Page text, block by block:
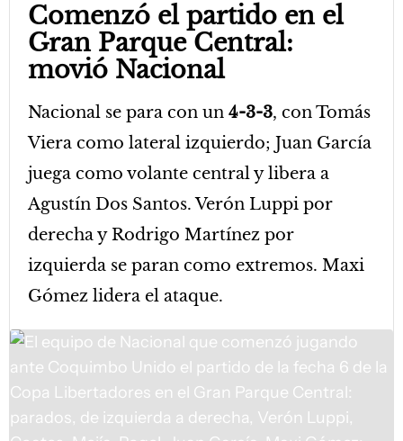
Comenzó el partido en el
Gran Parque Central:
movió Nacional
Nacional se para con un 4-3-3, con Tomás
Viera como lateral izquierdo; Juan García
juega como volante central y libera a
Agustín Dos Santos. Verón Luppi por
derecha y Rodrigo Martínez por
izquierda se paran como extremos. Maxi
Gómez lidera el ataque.